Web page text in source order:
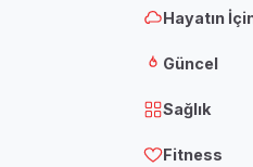
Hayatın
Güncel
Sağlık
Fitness